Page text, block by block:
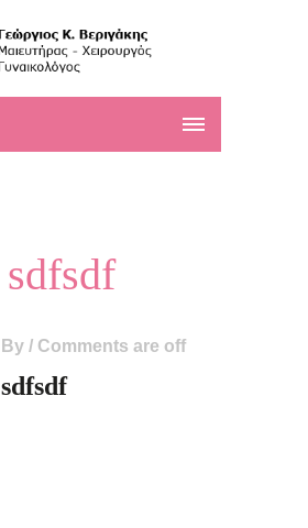
sdfsdf
By / Comments are off
sdfsdf